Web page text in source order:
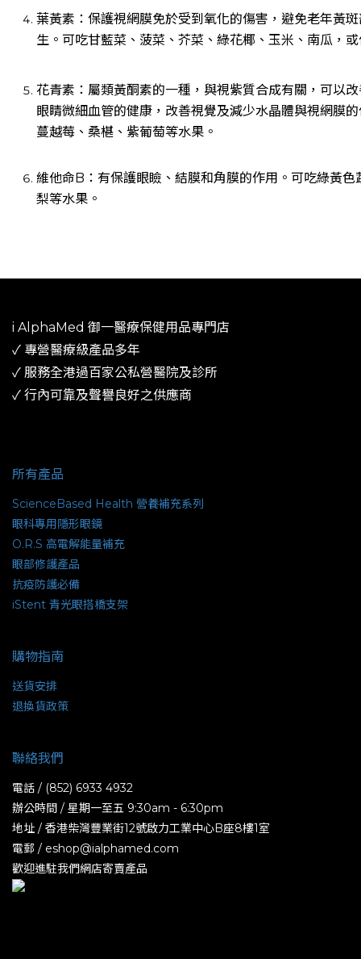
葉黃素：保護視網膜免於受到氧化的傷害，避免老年黃
生。可吃甘藍菜、菠菜、芥菜、綠花椰、玉米、南瓜，
花青素：屬類黃酮素的一種，與視紫質合成有關，可以
眼睛微細血管的健康，改善視覺及減少水晶體與視網膜
蔓越莓、桑椹、紫葡萄等水果。
維他命B ：有保護眼瞼、結膜和角膜的作用。可吃綠黃
梨等水果。
i AlphaMed 御一​醫療保健用品專門店
✓ 專營醫療級產品多年
​✓ 服務全港過百家公私營醫院及診所​
✓ 行內可靠及聲譽良好之供應商
所有產品
ScienceBased Health 營養補充系列
眼科專用隱形眼鏡
O.R.S 高電解能量補充
眼部修護產品
抗疫防護必備
iStent 青光眼搭橋支架
購物指南
送貨安排
退換貨政策
聯絡我們
電話 / (852) 6933 4932
辦公時間 / 星期一至五 9:30am - 6:30pm
地址 / 香港柴灣豐業街12號啟力工業中心B座8樓1室
電郵 / eshop@ialphamed.com
歡迎進駐我們網店寄賣產品